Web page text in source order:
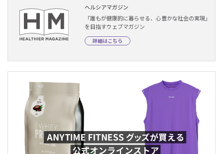
ヘルシアマガジン
「誰もが健康的に暮らせる、心豊かな社会の実現」
を目指すウェブマガジン
詳細はこちら